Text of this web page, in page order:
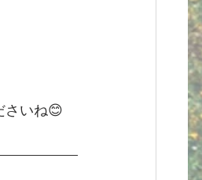
さいね😊